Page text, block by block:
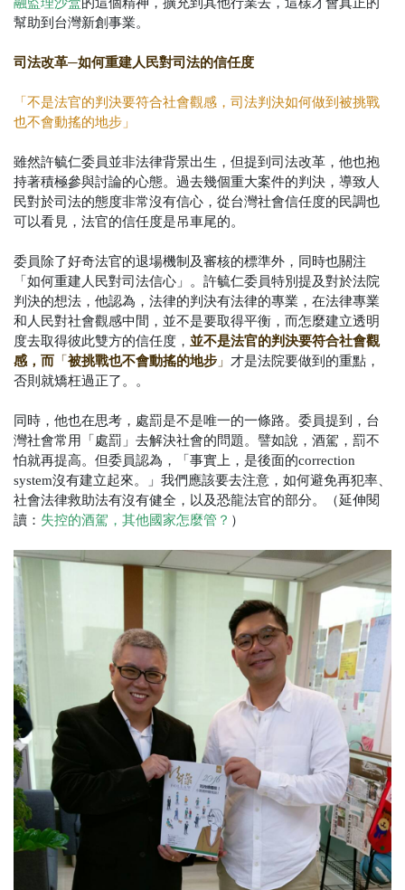
幫助到台灣新創事業。
司法改革─如何重建人民對司法的信任度
「不是法官的判決要符合社會觀感，司法判決如何做到被挑戰
也不會動搖的地步」
雖然許毓仁委員並非法律背景出生，但提到司法改革，他也抱
持著積極參與討論的心態。過去幾個重大案件的判決，導致人
民對於司法的態度非常沒有信心，從台灣社會信任度的民調也
可以看見，法官的信任度是吊車尾的。
委員除了好奇法官的退場機制及審核的標準外，同時也關注
「如何重建人民對司法信心」。許毓仁委員特別提及對於法院
判決的想法，他認為，法律的判決有法律的專業，在法律專業
和人民對社會觀感中間，並不是要取得平衡，而怎麼建立透明
度去取得彼此雙方的信任度， 並不是法官的判決要符合社會觀
感，而 「 被挑戰也不會動搖的地步 」 才是法院要做到的重點，
否則就矯枉過正了。。
同時，他也在思考，處罰是不是唯一的一條路。委員提到，台
灣社會常用「處罰」去解決社會的問題。譬如說，酒駕，罰不
怕就再提高。但委員認為，「事實上，是後面的correction
system沒有建立起來。」我們應該要去注意，如何避免再犯率、
社會法律救助法有沒有健全，以及恐龍法官的部分。（延伸閱
讀： 失控的酒駕，其他國家怎麼管？ ）